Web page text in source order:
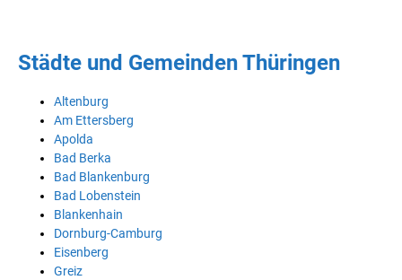
Städte und Gemeinden Thüringen
Altenburg
Am Ettersberg
Apolda
Bad Berka
Bad Blankenburg
Bad Lobenstein
Blankenhain
Dornburg-Camburg
Eisenberg
Greiz